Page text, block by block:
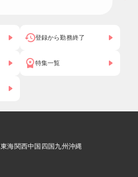
登録から勤務終了
特集一覧
東海関西中国 四国 九州 沖縄